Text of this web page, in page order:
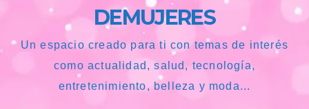
DEMUJERES
Un espacio creado para ti con temas de interés
como actualidad, salud, tecnología,
entretenimiento, belleza y moda...